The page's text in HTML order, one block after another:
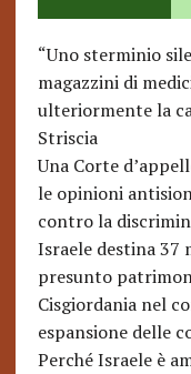
“Uno sterminio
magazzini di
ulteriormente la
Striscia
Una Corte
le opinioni
contro la
Israele destina 37
presunto
Cisgiordania nel
espansione delle
Perché Israele è